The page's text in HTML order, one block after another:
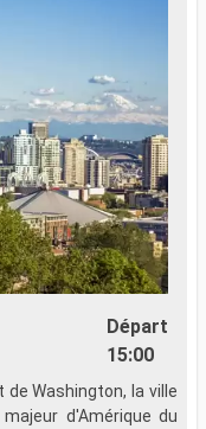
Départ
15:00
Washington, la ville
d'Amérique du